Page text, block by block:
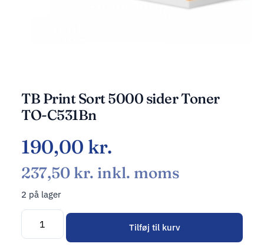
TB Print Sort 5000 sider Toner
TO-C531Bn
190,00 kr.
237,50 kr. inkl. moms
2 på lager
Tilføj til kurv
Alternative: